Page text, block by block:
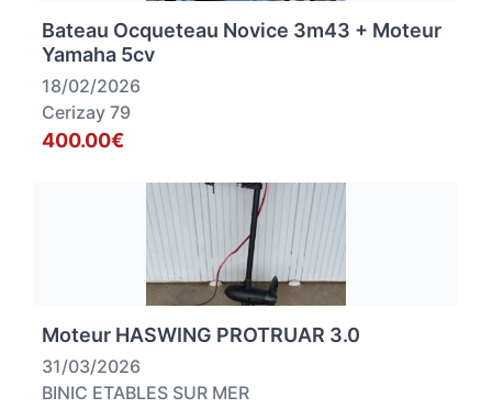
Bateau Ocqueteau Novice 3m43 + Moteur
Yamaha 5cv
18/02/2026
Cerizay 79
400.00€
Moteur HASWING PROTRUAR 3.0
31/03/2026
BINIC ETABLES SUR MER